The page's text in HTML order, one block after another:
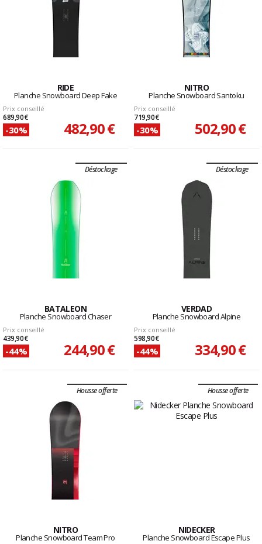
RIDE
Planche Snowboard Deep Fake
Prix conseillé
689,90 €
-30% 482,90 €
NITRO
Planche Snowboard Santoku
Prix conseillé
719,90 €
-30% 502,90 €
Déstockage
BATALEON
Planche Snowboard Chaser
Prix conseillé
439,90 €
-44% 244,90 €
Déstockage
VERDAD
Planche Snowboard Alpine
Prix conseillé
598,90 €
-44% 334,90 €
Housse offerte
NITRO
Planche Snowboard Team Pro
Housse offerte
NIDECKER
Planche Snowboard Escape Plus